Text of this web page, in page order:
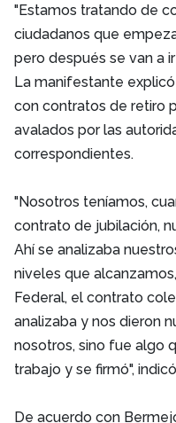
"Estamos tratando de
ciudadanos que
pero después se van a
La manifestante
con contratos de retiro
avalados por las
correspondientes.
"Nosotros teníamos,
contrato de jubilación,
Ahí se analizaba
niveles que
Federal, el contrato
analizaba y nos dieron
nosotros, sino fue algo
trabajo y se firmó",
De acuerdo con